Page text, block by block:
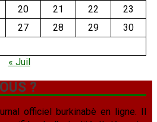
20 21 22
23
27 28 29
30
« Juil
?
officiel burkinabè en ligne. Il